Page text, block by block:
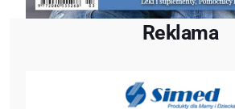
Reklama